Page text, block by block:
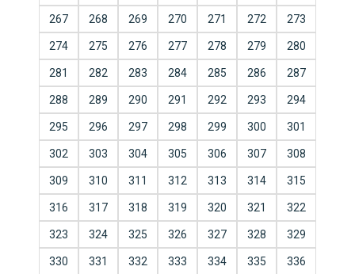
267 268 269 270 271 272 273
274 275 276 277 278 279 280
281 282 283 284 285 286 287
288 289 290 291 292 293 294
295 296 297 298 299 300 301
302 303 304 305 306 307 308
309 310 311 312 313 314 315
316 317 318 319 320 321 322
323 324 325 326 327 328 329
330 331 332 333 334 335 336